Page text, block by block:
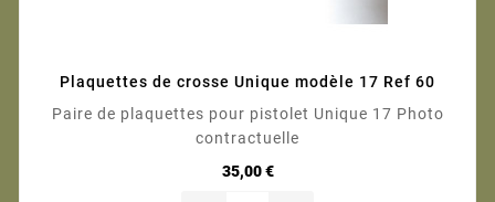
Plaquettes de crosse Unique modèle 17 Ref 60
Paire de plaquettes pour pistolet Unique 17 Photo
contractuelle
35,00 €Prix